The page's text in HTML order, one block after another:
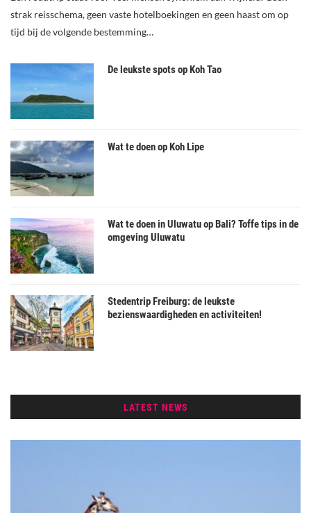
strak reisschema, geen vaste hotelboekingen en geen haast om op
tijd bij de volgende bestemming…
De leukste spots op Koh Tao
Wat te doen op Koh Lipe
Wat te doen in Uluwatu op Bali? Toffe tips in de
omgeving Uluwatu
Stedentrip Freiburg: de leukste
bezienswaardigheden en activiteiten!
LATEST NEWS